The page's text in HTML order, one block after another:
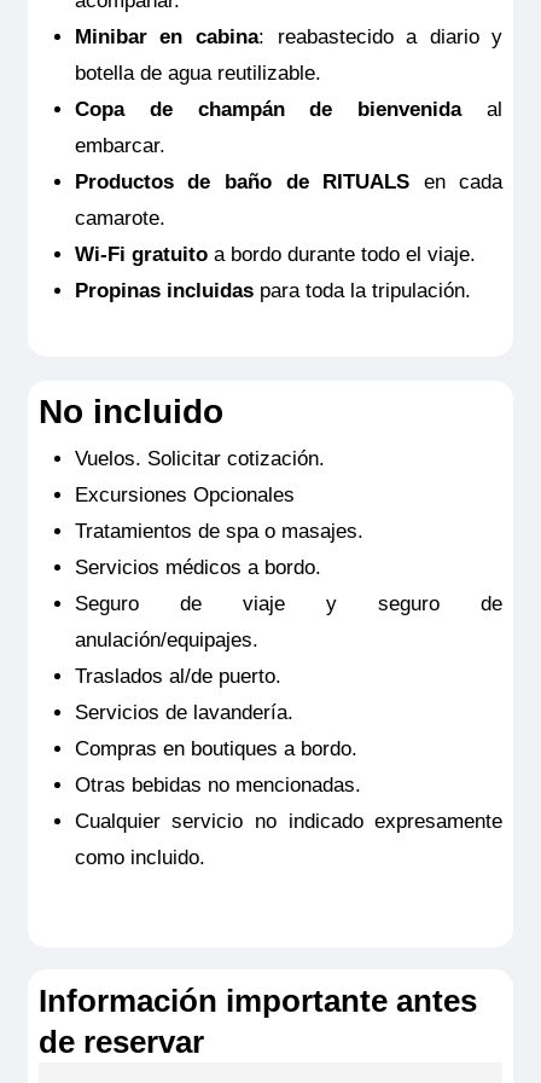
2
Categoría
Premium
RITUALS®, secador de pelo, caja fuerte, aire acondicionado,
Tamaño
16m2
Ocupación máxima
Premium
MS Viva Enjoy
Suite Diamond
3.295€
Reservar
Suite ubicada en puente superior con balcón francés.
Camarote exterior con sala de estar, TV de pantalla plana,
minibar incluido, productos de belleza de RITUALS®,
Ocupación máxima
Minibar en cabina: reabastecido a diario y
botella de agua reutilizable.
Copa de champán de bienvenidaal
embarcar.
Productos de baño de RITUALS en cada
camarote.
Wi-Fi gratuitoa bordo durante todo el viaje.
Propinas incluidaspara toda la tripulación.
No incluido
Vuelos. Solicitar cotización.
Excursiones Opcionales
Tratamientos de spa o masajes.
Servicios médicos a bordo.
Seguro de viaje y seguro de
anulación/equipajes.
Traslados al/de puerto.
Servicios de lavandería.
Compras en boutiques a bordo.
Otras bebidas no mencionadas.
Cualquier servicio no indicado expresamente
como incluido.
Información importante antes
de reservar